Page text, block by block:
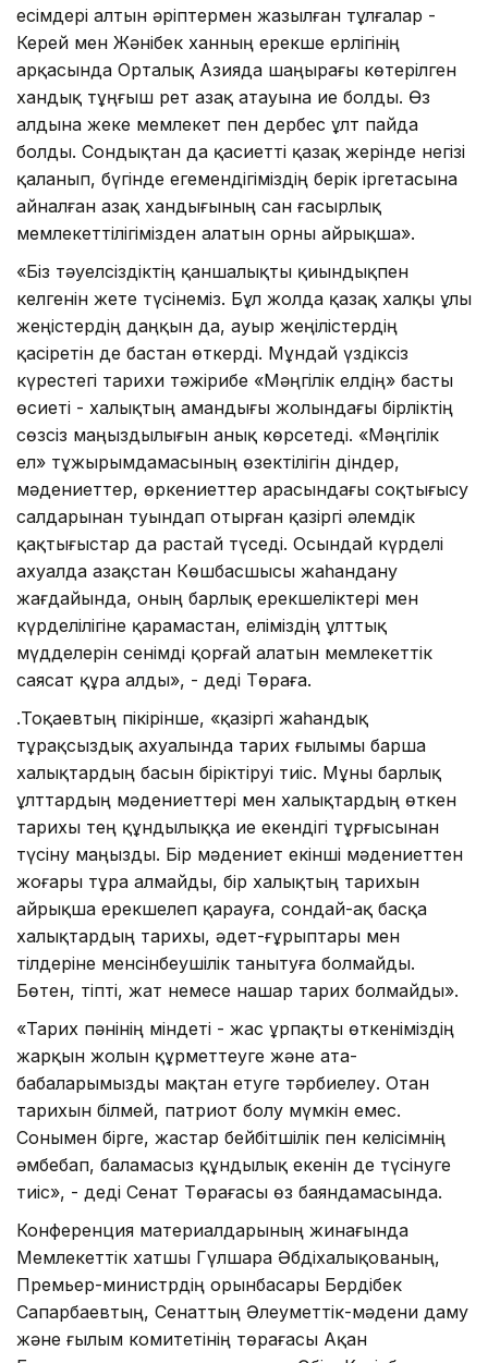
есімдері алтын әріптермен жазылған тұлғалар -
Керей мен Жәнібек ханның ерекше ерлігінің
арқасында Орталық Азияда шаңырағы көтерілген
хандық тұңғыш рет Қазақ атауына ие болды. Өз
алдына жеке мемлекет пен дербес ұлт пайда
болды. Сондықтан да қасиетті қазақ жерінде негізі
қаланып, бүгінде егемендігіміздің берік іргетасына
айналған Қазақ хандығының сан ғасырлық
мемлекеттілігімізден алатын орны айрықша».
«Біз тәуелсіздіктің қаншалықты қиындықпен
келгенін жете түсінеміз. Бұл жолда қазақ халқы ұлы
жеңістердің даңқын да, ауыр жеңілістердің
қасіретін де бастан өткерді. Мұндай үздіксіз
күрестегі тарихи тәжірибе «Мәңгілік елдің» басты
өсиеті - халықтың амандығы жолындағы бірліктің
сөзсіз маңыздылығын анық көрсетеді. «Мәңгілік
ел» тұжырымдамасының өзектілігін діндер,
мәдениеттер, өркениеттер арасындағы соқтығысу
салдарынан туындап отырған қазіргі әлемдік
қақтығыстар да растай түседі. Осындай күрделі
ахуалда Қазақстан Көшбасшысы жаһандану
жағдайында, оның барлық ерекшеліктері мен
күрделілігіне қарамастан, еліміздің ұлттық
мүдделерін сенімді қорғай алатын мемлекеттік
саясат құра алды», - деді Төраға.
Қ.Тоқаевтың пікірінше, «қазіргі жаһандық
тұрақсыздық ахуалында тарих ғылымы барша
халықтардың басын біріктіруі тиіс. Мұны барлық
ұлттардың мәдениеттері мен халықтардың өткен
тарихы тең құндылыққа ие екендігі тұрғысынан
түсіну маңызды. Бір мәдениет екінші мәдениеттен
жоғары тұра алмайды, бір халықтың тарихын
айрықша ерекшелеп қарауға, сондай-ақ басқа
халықтардың тарихы, әдет-ғұрыптары мен
тілдеріне менсінбеушілік танытуға болмайды.
Бөтен, тіпті, жат немесе нашар тарих болмайды».
«Тарих пәнінің міндеті - жас ұрпақты өткеніміздің
жарқын жолын құрметтеуге және ата-
бабаларымызды мақтан етуге тәрбиелеу. Отан
тарихын білмей, патриот болу мүмкін емес.
Сонымен бірге, жастар бейбітшілік пен келісімнің
әмбебап, баламасыз құндылық екенін де түсінуге
тиіс», - деді Сенат Төрағасы өз баяндамасында.
Конференция материалдарының жинағында
Мемлекеттік хатшы Гүлшара Әбдіхалықованың,
Премьер-министрдің орынбасары Бердібек
Сапарбаевтың, Сенаттың Әлеуметтік-мәдени даму
және ғылым комитетінің төрағасы Ақан